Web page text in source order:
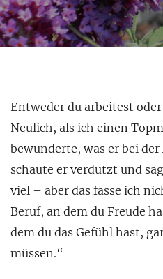
Entweder du arbeitest
Neulich, als ich einen
bewunderte, was er bei
schaute er verdutzt und
viel – aber das fasse ich
Beruf, an dem du Freude
dem du das Gefühl hast,
müssen.“